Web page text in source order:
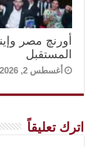
المستقبل
أغسطس 2, 2026
اترك تعليقاً